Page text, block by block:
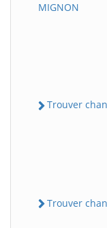
MIGNON
Trouver
Trouver